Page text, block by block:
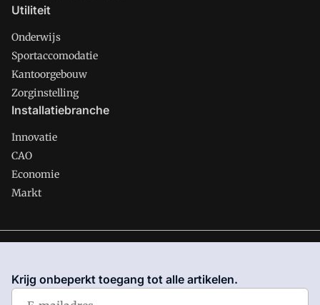
Utiliteit
Onderwijs
Sportaccomodatie
Kantoorgebouw
Zorginstelling
Installatiebranche
Innovatie
CAO
Economie
Markt
waar VMN media voor staat. Op gebruik van deze site zijn de
volgende regelingen van toepassing:Algemene Voorwaarden
Krijg onbeperkt toegang tot alle artikelen.